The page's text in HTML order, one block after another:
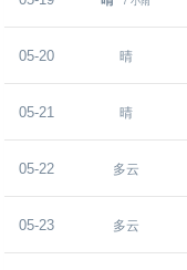
05-20 晴
05-21 晴
05-22 多云
05-23 多云